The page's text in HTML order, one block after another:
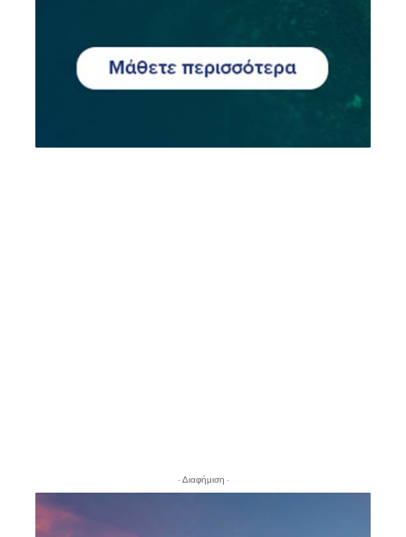
- Διαφήμιση -